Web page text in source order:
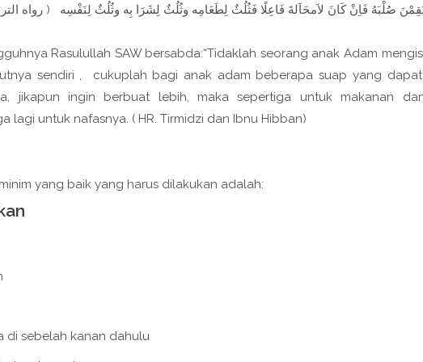
صُلْبَهُ فَاِنْ كَانَ لاَمحَاَلةَ فَاعِلًا فَثُلُثٌ لِطَعَامِه وثُلُثٌ لِشَرَا بِه وثُلُثٌ لِنَفْسِه ( رواه
Rasulullah SAW bersabda:“Tidaklah seorang anak Adam
sendiri , cukuplah bagi anak adam beberapa suap yang dapat
jikapun ingin berbuat lebih, maka sepertiga untuk makanan
lagi untuk nafasnya. ( HR. Tirmidzi dan Ibnu Hibban)
yang baik yang harus dilakukan adalah:
di sebelah kanan dahulu